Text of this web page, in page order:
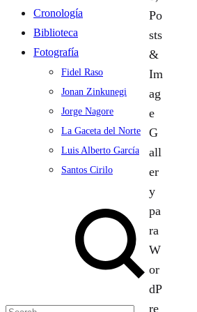
Cronología
Biblioteca
Fotografía
Fidel Raso
Jonan Zinkunegi
Jorge Nagore
La Gaceta del Norte
Luis Alberto García
Santos Cirilo